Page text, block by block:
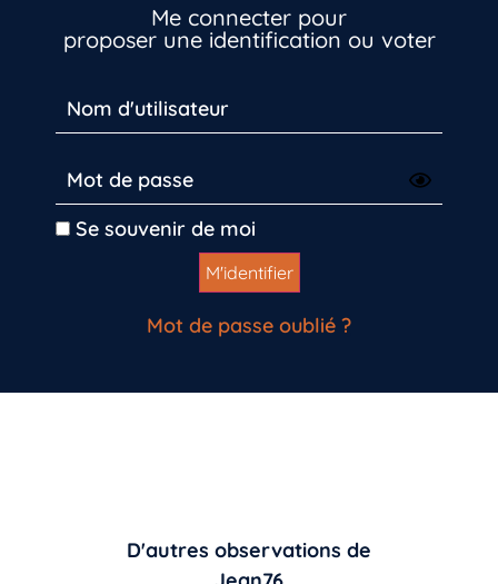
Me connecter pour
proposer une identification ou voter
Se souvenir de moi
Mot de passe oublié ?
D'autres observations de
Inscrivez-vous dès maintenant